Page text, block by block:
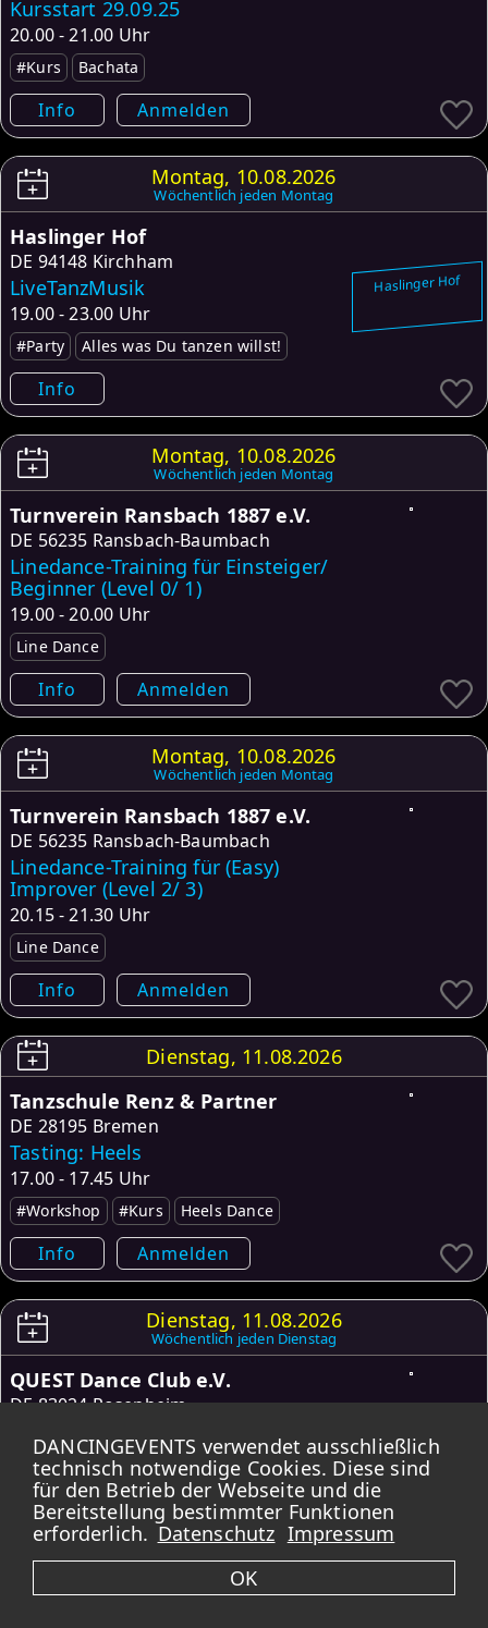
▼
Kursstart 29.09.25
20.00 - 21.00 Uhr
#Kurs Bachata
Info Anmelden
Montag, 10.08.2026
Wöchentlich jeden Montag
Haslinger Hof
Haslinger Hof
DE 94148 Kirchham
LiveTanzMusik
19.00 - 23.00 Uhr
#Party Alles was Du tanzen willst!
Info
Montag, 10.08.2026
Wöchentlich jeden Montag
Turnverein Ransbach 1887 e.V.
DE 56235 Ransbach-Baumbach
Linedance-Training für Einsteiger/
Beginner (Level 0/ 1)
19.00 - 20.00 Uhr
Line Dance
Info Anmelden
Montag, 10.08.2026
Wöchentlich jeden Montag
Turnverein Ransbach 1887 e.V.
DE 56235 Ransbach-Baumbach
Linedance-Training für (Easy)
Improver (Level 2/ 3)
20.15 - 21.30 Uhr
Line Dance
Info Anmelden
Dienstag, 11.08.2026
Tanzschule Renz & Partner
DE 28195 Bremen
Tasting: Heels
17.00 - 17.45 Uhr
#Workshop #Kurs Heels Dance
Info Anmelden
Dienstag, 11.08.2026
Wöchentlich jeden Dienstag
QUEST Dance Club e.V.
DE83024 Rosenheim
16.30 - 17.30 Uhr
Zumba
Info
Dienstag, 11.08.2026
DANCINGEVENTS verwendet ausschließlich
technisch notwendige Cookies. Diese sind
für den Betrieb der Webseite und die
Bereitstellung bestimmter Funktionen
erforderlich. Datenschutz Impressum
OK